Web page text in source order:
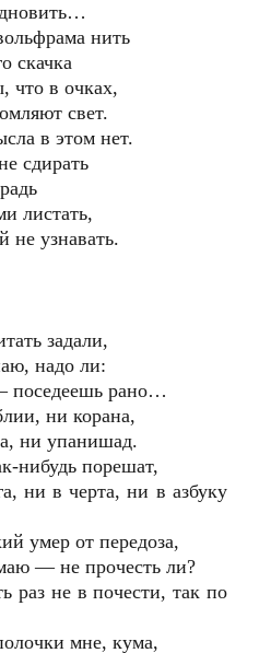
нить
скачка
что в очках,
свет.
в этом нет.
сдирать
листать,
не узнавать.
задали,
надо ли:
поседеешь рано…
ни корана,
ни упанишад.
нибудь порешат,
ни в черта, ни в азбуку
умер от передоза,
— не прочесть ли?
раз не в почести, так по
мне, кума,